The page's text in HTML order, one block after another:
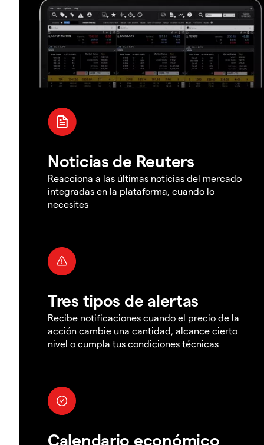
Noticias de Reuters
Reacciona a las últimas noticias del mercado
integradas en la plataforma, cuando lo
necesites
Tres tipos de alertas
Recibe notificaciones cuando el precio de la
acción cambie una cantidad, alcance cierto
nivel o cumpla tus condiciones técnicas
Calendario económico